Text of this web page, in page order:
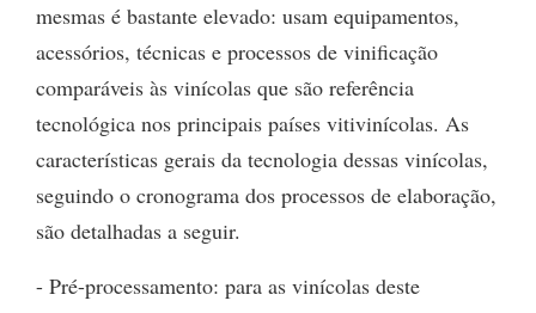
mesmas é bastante elevado: usam equipamentos,
acessórios, técnicas e processos de vinificação
comparáveis às vinícolas que são referência
tecnológica nos principais países vitivinícolas. As
características gerais da tecnologia dessas vinícolas,
seguindo o cronograma dos processos de elaboração,
são detalhadas a seguir.
- Pré-processamento: para as vinícolas deste